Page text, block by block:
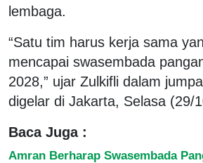
lembaga.
“Satu tim harus kerja sama
mencapai swasembada
2028,” ujar Zulkifli dalam
digelar di Jakarta, Selasa (29/
Baca Juga :
Amran Berharap Swasembada